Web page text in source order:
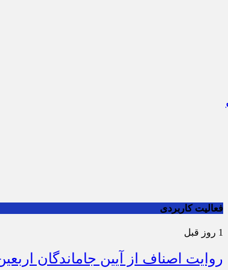
فعالیت کاربردی
1 روز قبل
روایت اصناف از آیین جاماندگان